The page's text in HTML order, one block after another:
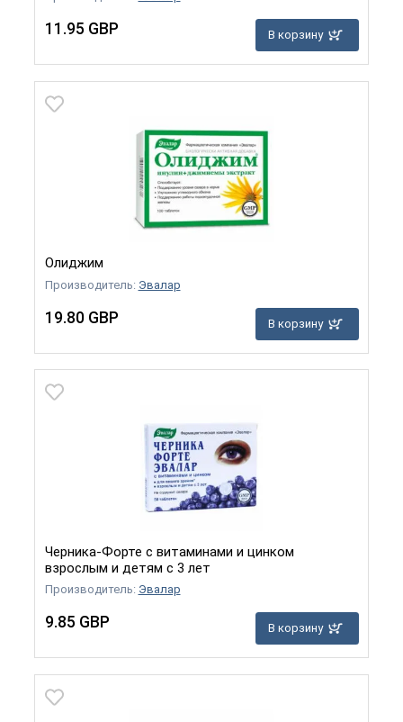
11.95 GBP В корзину
Олиджим
Производитель: Эвалар
19.80 GBP В корзину
Черника-Форте с витаминами и цинком
взрослым и детям с 3 лет
Производитель: Эвалар
9.85 GBP В корзину